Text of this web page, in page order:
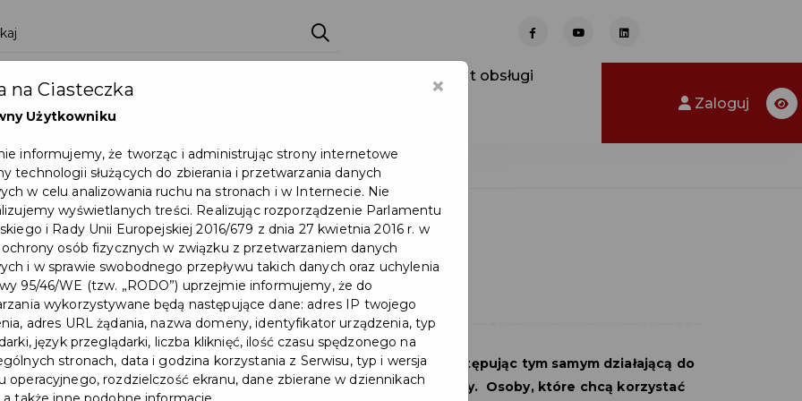
Punkt obsługi
Dokumenty
Zaloguj
Dużej Rodziny
Pakiet Dużej Rodziny powstał 01.07.2021 r. zastępując tym samym działającą do
30.06.2021 r. Pruszczańską Kartę Dużej Rodziny. Osoby, które chcą korzystać
×
na Ciasteczka
Użytkowniku
informujemy, że tworząc i administrując strony internetowe
technologii służących do zbierania i przetwarzania danych
w celu analizowania ruchu na stronach i w Internecie. Nie
wyświetlanych treści. Realizując rozporządzenie Parlamentu
i Rady Unii Europejskiej 2016/679 z dnia 27 kwietnia 2016 r. w
ochrony osób fizycznych w związku z przetwarzaniem danych
i w sprawie swobodnego przepływu takich danych oraz uchylenia
95/46/WE (tzw. „RODO”) uprzejmie informujemy, że do
wykorzystywane będą następujące dane: adres IP twojego
adres URL żądania, nazwa domeny, identyfikator urządzenia, typ
język przeglądarki, liczba kliknięć, ilość czasu spędzonego na
stronach, data i godzina korzystania z Serwisu, typ i wersja
operacyjnego, rozdzielczość ekranu, dane zbierane w dziennikach